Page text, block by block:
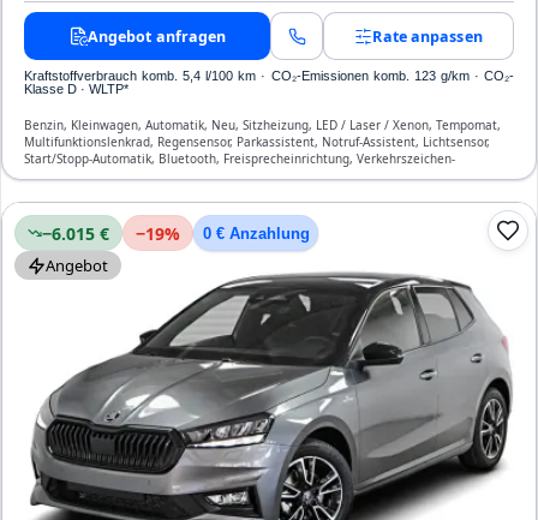
Angebot anfragen Rate anpassen
Kraftstoffverbrauch komb. 5,4 l/100 km · CO₂-Emissionen komb. 123 g/km · CO₂-
Klasse D · WLTP*
Benzin, Kleinwagen, Automatik, Neu, Sitzheizung, LED / Laser / Xenon, Tempomat,
Multifunktionslenkrad, Regensensor, Parkassistent, Notruf-Assistent, Lichtsensor,
Start/Stopp-Automatik, Bluetooth, Freisprecheinrichtung, Verkehrszeichen-
Erkennung, ESP, ABS, Klimaautomatik, Front-, Seiten- und weitere Airbags
−6.015 € −19% 0 € Anzahlung
Angebot